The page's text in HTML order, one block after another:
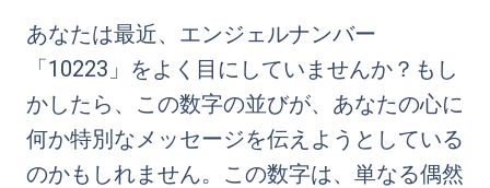
あなたは最近、エンジェルナンバー
「10223」をよく目にしていませんか？もし
かしたら、この数字の並びが、あなたの心に
何か特別なメッセージを伝えようとしている
のかもしれません。この数字は、単なる偶然